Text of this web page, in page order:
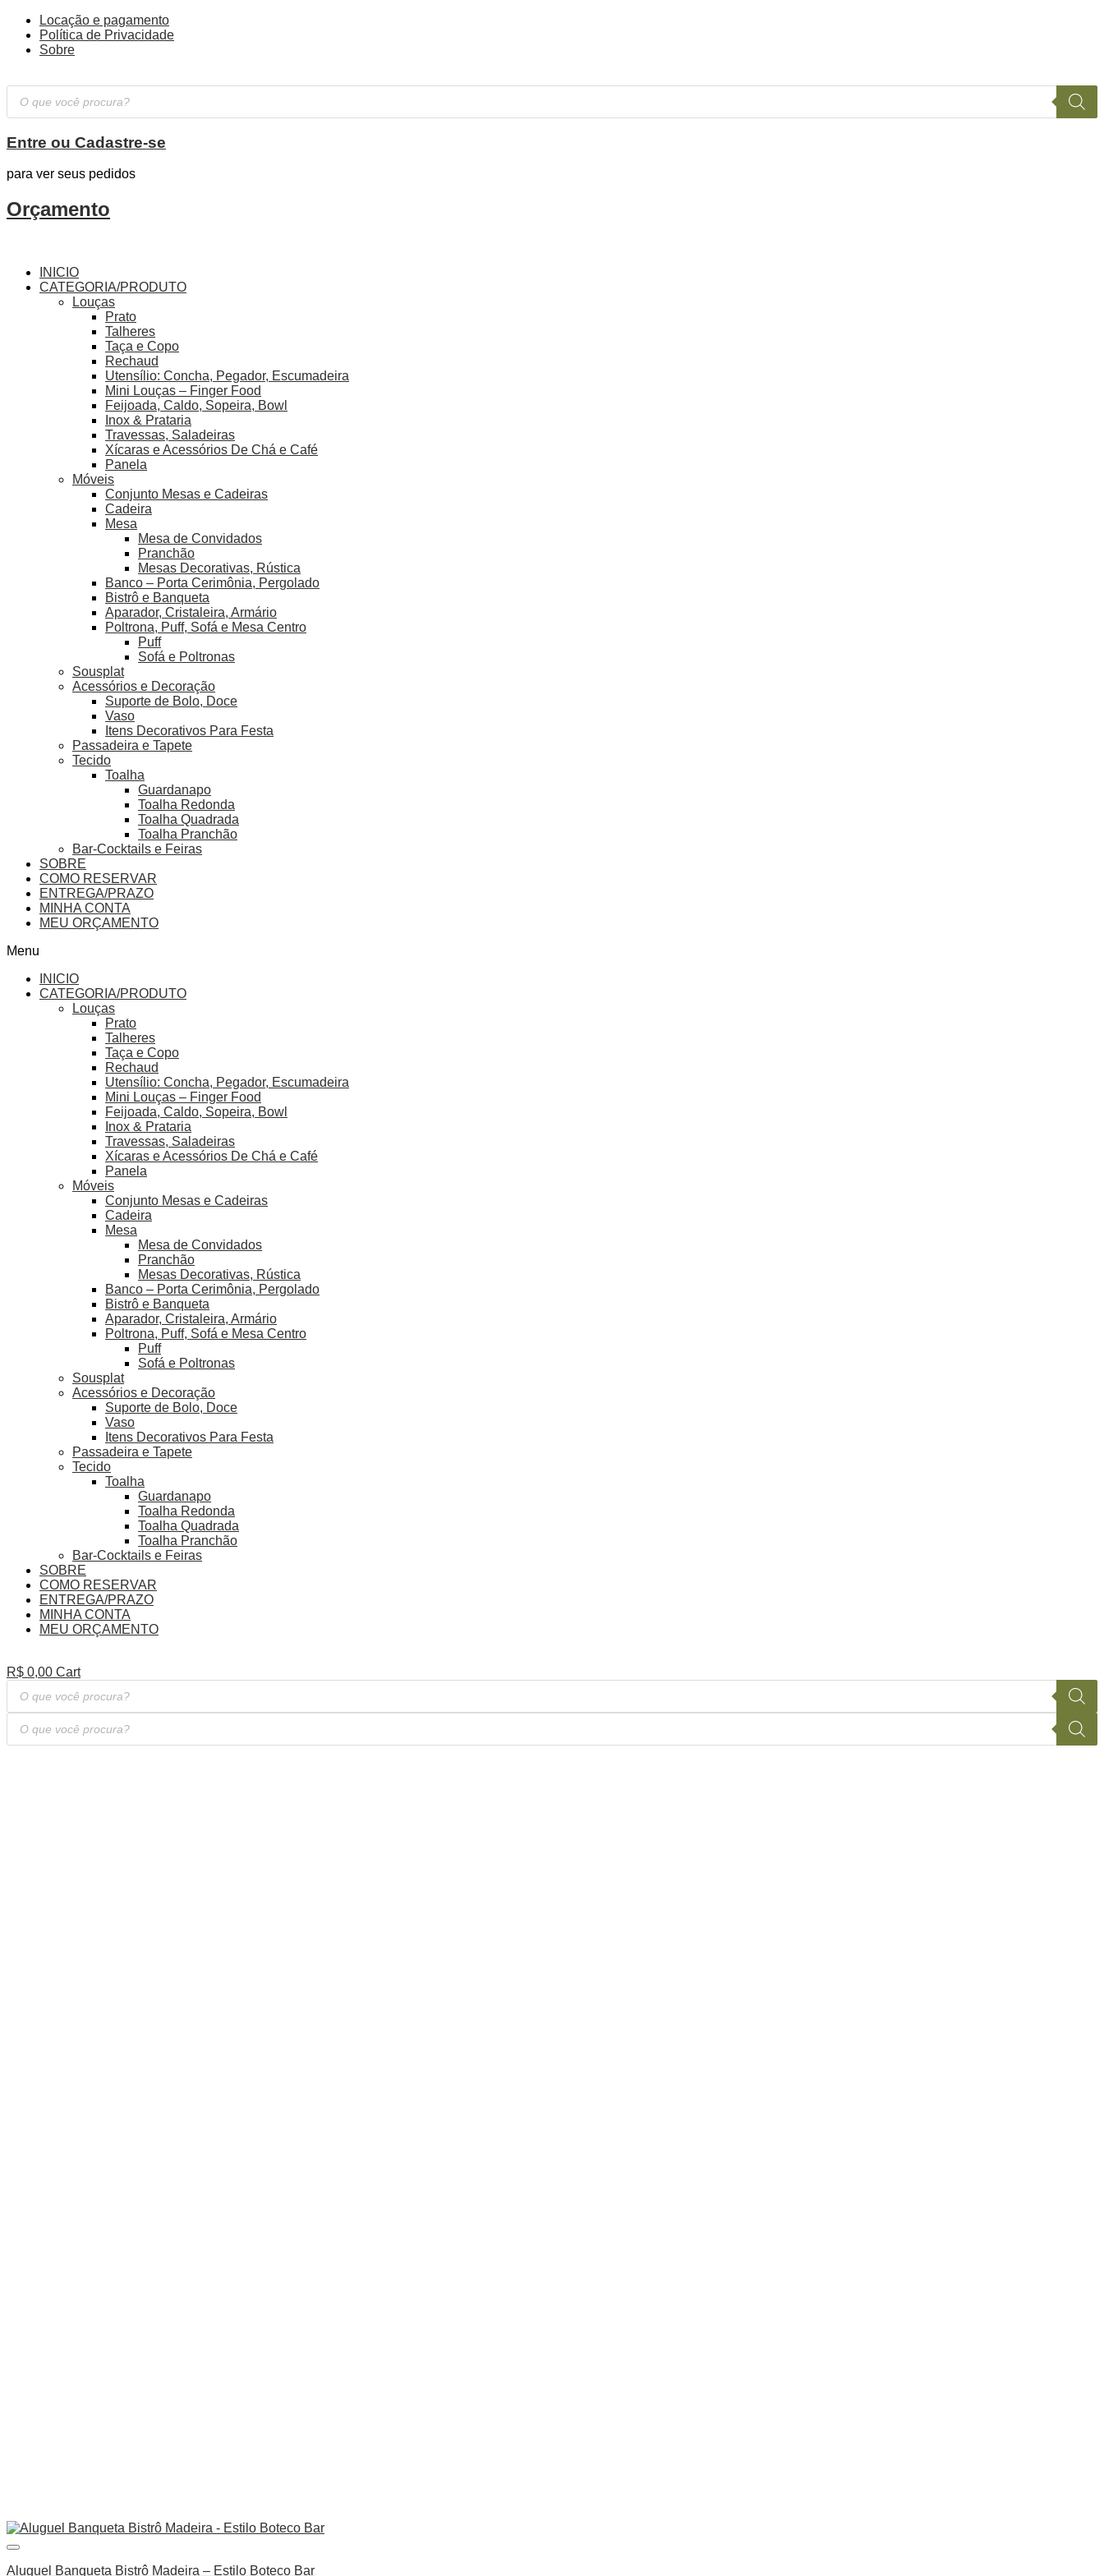
Locação e pagamento
Política de Privacidade
Sobre
Pesquisar
produtos
Entre ou Cadastre-se
para ver seus pedidos
Orçamento
INICIO
CATEGORIA/PRODUTO
Louças
Prato
Talheres
Taça e Copo
Rechaud
Utensílio: Concha, Pegador, Escumadeira
Mini Louças – Finger Food
Feijoada, Caldo, Sopeira, Bowl
Inox & Prataria
Travessas, Saladeiras
Xícaras e Acessórios De Chá e Café
Panela
Móveis
Conjunto Mesas e Cadeiras
Cadeira
Mesa
Mesa de Convidados
Pranchão
Mesas Decorativas, Rústica
Banco – Porta Cerimônia, Pergolado
Bistrô e Banqueta
Aparador, Cristaleira, Armário
Poltrona, Puff, Sofá e Mesa Centro
Puff
Sofá e Poltronas
Sousplat
Acessórios e Decoração
Suporte de Bolo, Doce
Vaso
Itens Decorativos Para Festa
Passadeira e Tapete
Tecido
Toalha
Guardanapo
Toalha Redonda
Toalha Quadrada
Toalha Pranchão
Bar-Cocktails e Feiras
SOBRE
COMO RESERVAR
ENTREGA/PRAZO
MINHA CONTA
MEU ORÇAMENTO
Menu
INICIO
CATEGORIA/PRODUTO
Louças
Prato
Talheres
Taça e Copo
Rechaud
Utensílio: Concha, Pegador, Escumadeira
Mini Louças – Finger Food
Feijoada, Caldo, Sopeira, Bowl
Inox & Prataria
Travessas, Saladeiras
Xícaras e Acessórios De Chá e Café
Panela
Móveis
Conjunto Mesas e Cadeiras
Cadeira
Mesa
Mesa de Convidados
Pranchão
Mesas Decorativas, Rústica
Banco – Porta Cerimônia, Pergolado
Bistrô e Banqueta
Aparador, Cristaleira, Armário
Poltrona, Puff, Sofá e Mesa Centro
Puff
Sofá e Poltronas
Sousplat
Acessórios e Decoração
Suporte de Bolo, Doce
Vaso
Itens Decorativos Para Festa
Passadeira e Tapete
Tecido
Toalha
Guardanapo
Toalha Redonda
Toalha Quadrada
Toalha Pranchão
Bar-Cocktails e Feiras
SOBRE
COMO RESERVAR
ENTREGA/PRAZO
MINHA CONTA
MEU ORÇAMENTO
R$ 0,00 Cart
Pesquisar
produtos
Pesquisar
produtos
Aluguel Banqueta Bistrô Madeira – Estilo Boteco Bar